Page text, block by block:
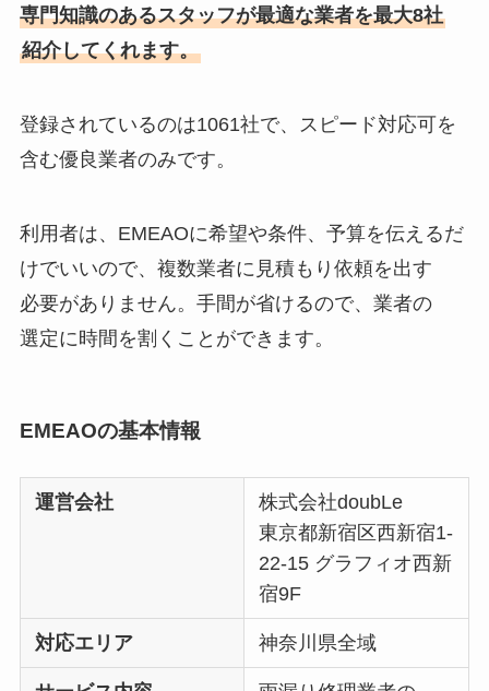
専門知識のあるスタッフが最適な業者を最大8社
紹介してくれます。
登録されているのは1061社で、スピード対応可を
含む優良業者のみです。
利用者は、EMEAOに希望や条件、予算を伝えるだ
けでいいので、複数業者に見積もり依頼を出す
必要がありません。手間が省けるので、業者の
選定に時間を割くことができます。
EMEAOの基本情報
運営会社
株式会社doubLe
東京都新宿区西新宿1-
22-15 グラフィオ西新
宿9F
対応エリア 神奈川県全域